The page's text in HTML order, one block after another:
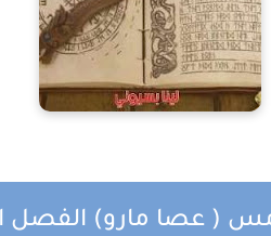
( عصا مارو) الفصل